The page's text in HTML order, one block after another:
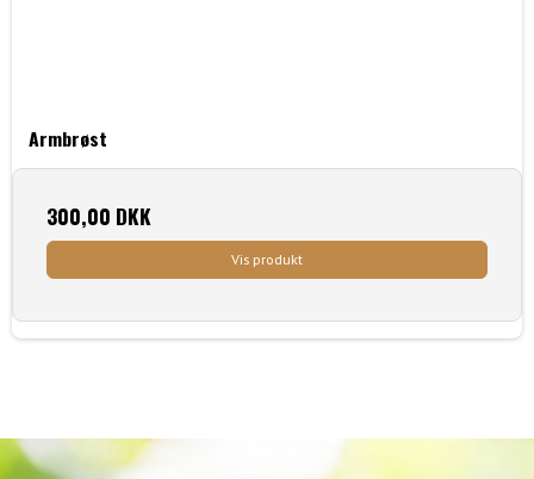
Armbrøst
300,00 DKK
Vis produkt